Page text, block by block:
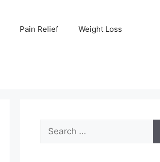
Pain Relief Weight Loss
for: